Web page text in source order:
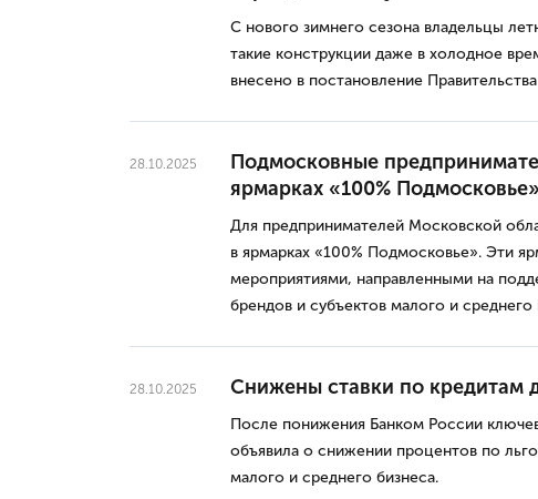
С нового зимнего сезона владельцы
такие конструкции даже в холодное
внесено в постановление
28.10.2025
Подмосковные
ярмарках «100% Подмосковье»
Для предпринимателей Московской
в ярмарках «100% Подмосковье». Эти
мероприятиями, направленными на
брендов и субъектов малого и среднего
28.10.2025 Снижены ставки по кредитам
После понижения Банком России
объявила о снижении процентов по
малого и среднего бизнеса.